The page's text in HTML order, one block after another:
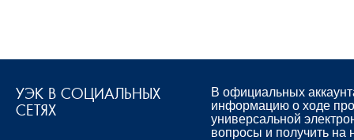
В официальных
информацию о ходе
универсальной
вопросы и получить на
УЭК В СОЦИАЛЬНЫХ
СЕТЯХ